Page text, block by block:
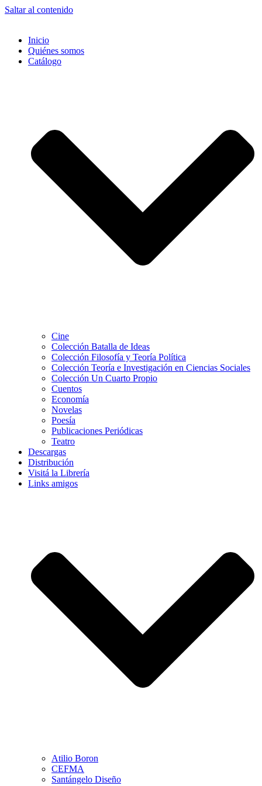
Saltar al contenido
Inicio
Quiénes somos
Catálogo
Cine
Colección Batalla de Ideas
Colección Filosofía y Teoría Política
Colección Teoría e Investigación en Ciencias Sociales
Colección Un Cuarto Propio
Cuentos
Economía
Novelas
Poesía
Publicaciones Periódicas
Teatro
Descargas
Distribución
Visitá la Librería
Links amigos
Atilio Boron
CEFMA
Santángelo Diseño